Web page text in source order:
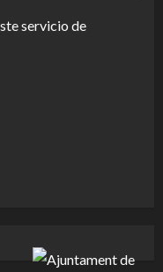
servicio de